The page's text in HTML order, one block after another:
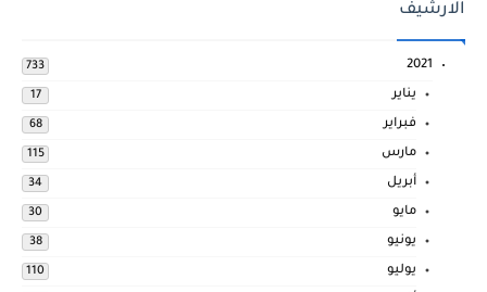
الارشيف
2021
733
يناير 17
فبراير 68
مارس 115
أبريل 34
مايو 30
يونيو 38
يوليو 110